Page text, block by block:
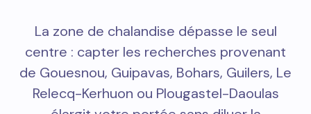
La zone de chalandise dépasse le seul
centre : capter les recherches provenant
de Gouesnou, Guipavas, Bohars, Guilers, Le
Relecq-Kerhuon ou Plougastel-Daoulas